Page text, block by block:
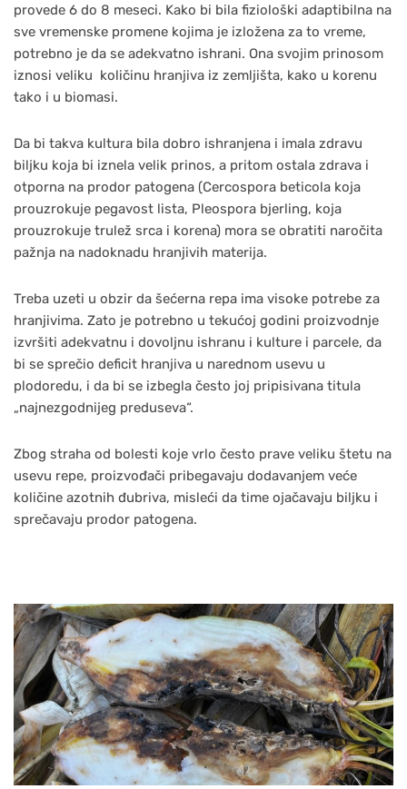
provede 6 do 8 meseci. Kako bi bila fiziološki adaptibilna na
sve vremenske promene kojima je izložena za to vreme,
potrebno je da se adekvatno ishrani. Ona svojim prinosom
iznosi veliku količinu hranjiva iz zemljišta, kako u korenu
tako i u biomasi.
Da bi takva kultura bila dobro ishranjena i imala zdravu
biljku koja bi iznela velik prinos, a pritom ostala zdrava i
otporna na prodor patogena (Cercospora beticola koja
prouzrokuje pegavost lista, Pleospora bjerling, koja
prouzrokuje trulež srca i korena) mora se obratiti naročita
pažnja na nadoknadu hranjivih materija.
Treba uzeti u obzir da šećerna repa ima visoke potrebe za
hranjivima. Zato je potrebno u tekućoj godini proizvodnje
izvršiti adekvatnu i dovoljnu ishranu i kulture i parcele, da
bi se sprečio deficit hranjiva u narednom usevu u
plodoredu, i da bi se izbegla često joj pripisivana titula
„najnezgodnijeg preduseva“.
Zbog straha od bolesti koje vrlo često prave veliku štetu na
usevu repe, proizvođači pribegavaju dodavanjem veće
količine azotnih đubriva, misleći da time ojačavaju biljku i
sprečavaju prodor patogena.